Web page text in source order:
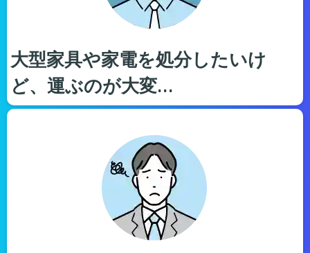
大型家具や家電を処分したいけ
ど、運ぶのが大変…